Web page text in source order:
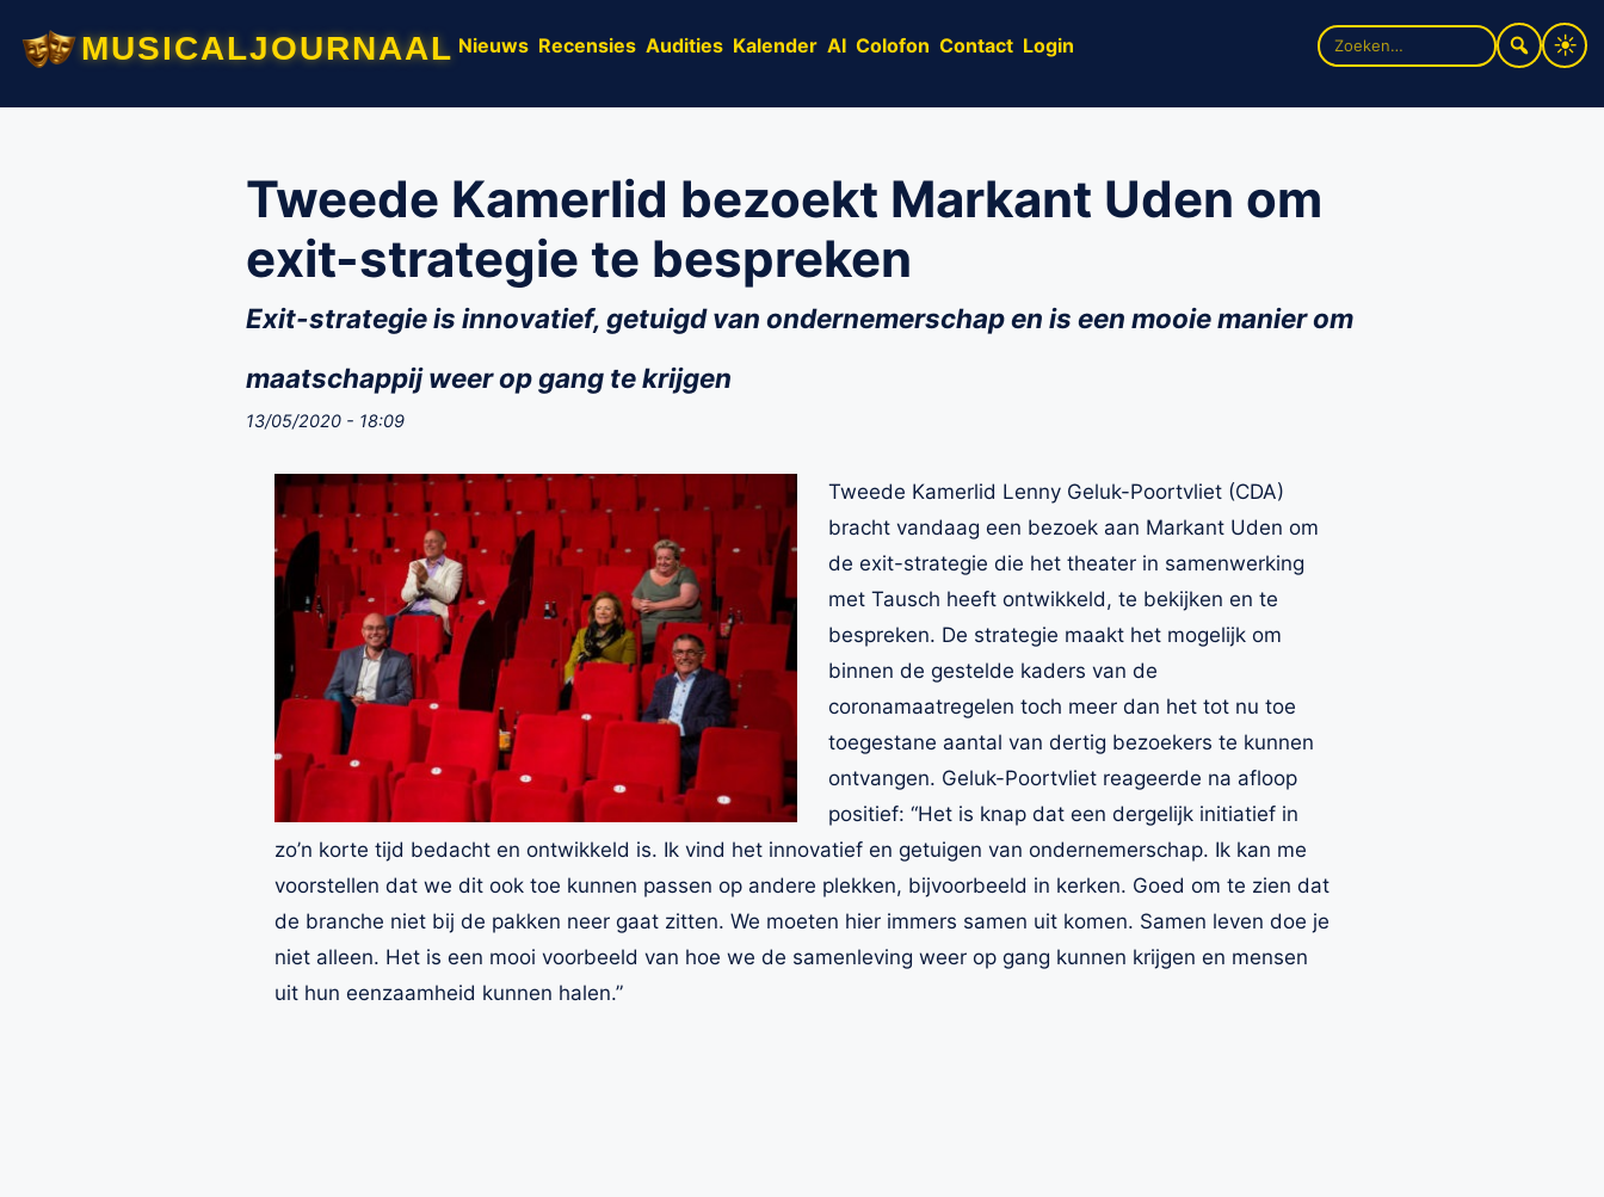
musicaljournaal Nieuws Recensies Audities Kalender AI Colofon Contact Login
Zoek
naar:
Tweede Kamerlid bezoekt Markant Uden om
exit-strategie te bespreken
Exit-strategie is innovatief, getuigd van ondernemerschap en is een mooie manier om
maatschappij weer op gang te krijgen
13/05/2020 - 18:09
Tweede Kamerlid Lenny Geluk-Poortvliet (CDA)
bracht vandaag een bezoek aan Markant Uden om
de exit-strategie die het theater in samenwerking
met Tausch heeft ontwikkeld, te bekijken en te
bespreken. De strategie maakt het mogelijk om
binnen de gestelde kaders van de
coronamaatregelen toch meer dan het tot nu toe
toegestane aantal van dertig bezoekers te kunnen
ontvangen. Geluk-Poortvliet reageerde na afloop
positief: “Het is knap dat een dergelijk initiatief in
zo’n korte tijd bedacht en ontwikkeld is. Ik vind het innovatief en getuigen van ondernemerschap. Ik kan me
voorstellen dat we dit ook toe kunnen passen op andere plekken, bijvoorbeeld in kerken. Goed om te zien dat
de branche niet bij de pakken neer gaat zitten. We moeten hier immers samen uit komen. Samen leven doe je
niet alleen. Het is een mooi voorbeeld van hoe we de samenleving weer op gang kunnen krijgen en mensen
uit hun eenzaamheid kunnen halen.”